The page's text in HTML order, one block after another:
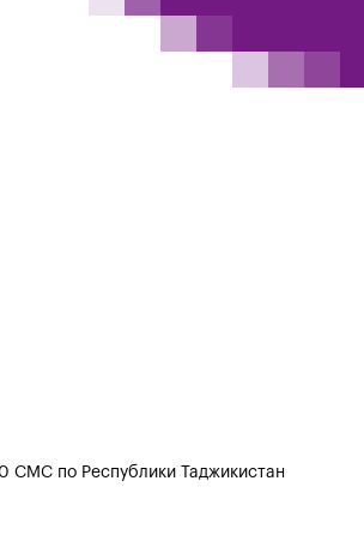
СМС по Республики Таджикистан